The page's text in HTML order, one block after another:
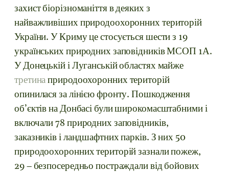
захист біорізноманіття в деяких з
найважливіших природоохоронних територій
України. У Криму це стосується шести з 19
українських природних заповідників МСОП 1А.
У Донецькій і Луганській областях майже
третина природоохоронних територій
опинилася за лінією фронту. Пошкодження
об’єктів на Донбасі були широкомасштабними і
включали 78 природних заповідників,
заказників і ландшафтних парків. З них 50
природоохоронних територій зазнали пожеж,
29 – безпосередньо постраждали від бойових